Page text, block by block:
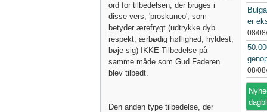
ord for tilbedelsen, der bruges i
disse vers, 'proskuneo', som
betyder ærefrygt (udtrykke dyb
respekt, ærbødig høflighed, hyldest,
bøje sig) IKKE Tilbedelse på
samme måde som Gud Faderen
blev tilbedt.
Den anden type tilbedelse, der
er
08/
08/